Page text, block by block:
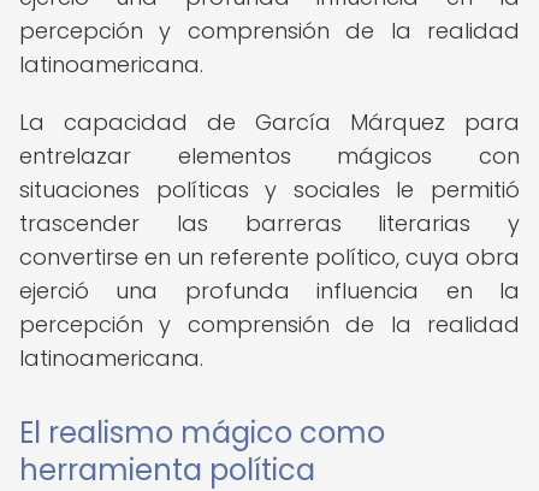
percepción y comprensión de la realidad
latinoamericana.
La capacidad de García Márquez para
entrelazar elementos mágicos con
situaciones políticas y sociales le permitió
trascender las barreras literarias y
convertirse en un referente político, cuya obra
ejerció una profunda influencia en la
percepción y comprensión de la realidad
latinoamericana.
El realismo mágico como
herramienta política